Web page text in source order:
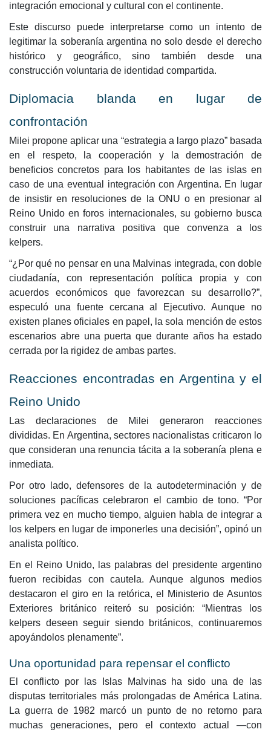
integración emocional y cultural con el continente.
Este discurso puede interpretarse como un intento de
legitimar la soberanía argentina no solo desde el derecho
histórico y geográfico, sino también desde una
construcción voluntaria de identidad compartida.
Diplomacia blanda en lugar de
confrontación
Milei propone aplicar una “estrategia a largo plazo” basada
en el respeto, la cooperación y la demostración de
beneficios concretos para los habitantes de las islas en
caso de una eventual integración con Argentina. En lugar
de insistir en resoluciones de la ONU o en presionar al
Reino Unido en foros internacionales, su gobierno busca
construir una narrativa positiva que convenza a los
kelpers.
“¿Por qué no pensar en una Malvinas integrada, con doble
ciudadanía, con representación política propia y con
acuerdos económicos que favorezcan su desarrollo?”,
especuló una fuente cercana al Ejecutivo. Aunque no
existen planes oficiales en papel, la sola mención de estos
escenarios abre una puerta que durante años ha estado
cerrada por la rigidez de ambas partes.
Reacciones encontradas en Argentina y el
Reino Unido
Las declaraciones de Milei generaron reacciones
divididas. En Argentina, sectores nacionalistas criticaron lo
que consideran una renuncia tácita a la soberanía plena e
inmediata.
Por otro lado, defensores de la autodeterminación y de
soluciones pacíficas celebraron el cambio de tono. “Por
primera vez en mucho tiempo, alguien habla de integrar a
los kelpers en lugar de imponerles una decisión”, opinó un
analista político.
En el Reino Unido, las palabras del presidente argentino
fueron recibidas con cautela. Aunque algunos medios
destacaron el giro en la retórica, el Ministerio de Asuntos
Exteriores británico reiteró su posición: “Mientras los
kelpers deseen seguir siendo británicos, continuaremos
apoyándolos plenamente”.
Una oportunidad para repensar el conflicto
El conflicto por las Islas Malvinas ha sido una de las
disputas territoriales más prolongadas de América Latina.
La guerra de 1982 marcó un punto de no retorno para
muchas generaciones, pero el contexto actual —con